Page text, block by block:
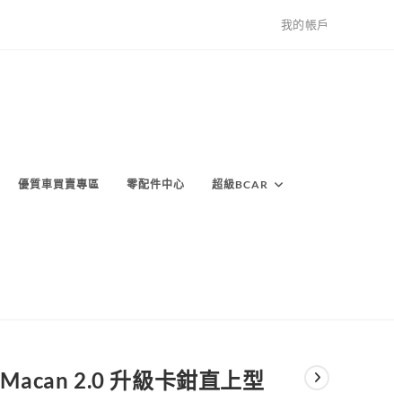
我的帳戶
優質車買賣專區 零配件中心 超級BCAR
Macan 2.0 升級卡鉗直上型